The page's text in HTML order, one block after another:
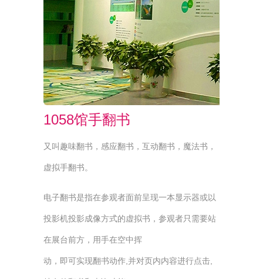
1058馆手翻书
又叫趣味翻书，感应翻书，互动翻书，魔法书，
虚拟手翻书。
电子翻书是指在参观者面前呈现一本显示器或以
投影机投影成像方式的虚拟书，参观者只需要站
在展台前方，用手在空中挥
动，即可实现翻书动作,并对页内内容进行点击,